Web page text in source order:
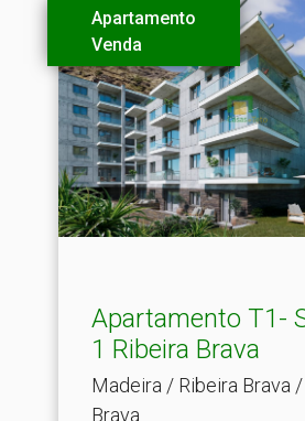
Apartamento
Venda
Apartamento T1-
1 Ribeira Brava
Madeira / Ribeira Brava
Brava